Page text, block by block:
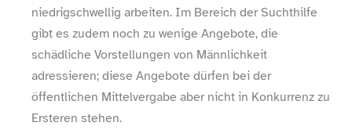
niedrigschwellig arbeiten. Im Bereich der Suchthilfe
gibt es zudem noch zu wenige Angebote, die
schädliche Vorstellungen von Männlichkeit
adressieren; diese Angebote dürfen bei der
öffentlichen Mittelvergabe aber nicht in Konkurrenz zu
Ersteren stehen.